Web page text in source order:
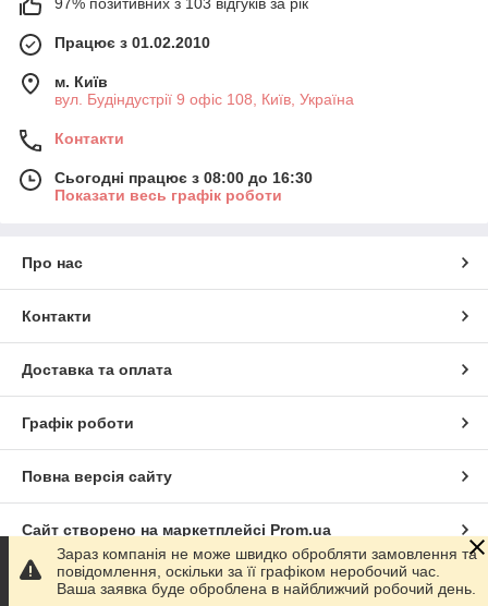
97% позитивних з 103 відгуків за рік
Працює з 01.02.2010
м. Київ
вул. Будіндустрії 9 офіс 108, Київ, Україна
Контакти
Сьогодні працює з 08:00 до 16:30
Показати весь графік роботи
Про нас
Контакти
Доставка та оплата
Графік роботи
Повна версія сайту
Сайт створено на маркетплейсі Prom.ua
Політика конфіденційності
Зараз компанія не може швидко обробляти замовлення та
повідомлення, оскільки за її графіком неробочий час.
Ваша заявка буде оброблена в найближчий робочий день.